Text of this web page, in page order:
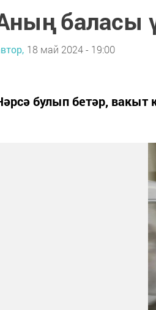
баласы
18 май 2024 - 19:00
булып бетәр, вакыт